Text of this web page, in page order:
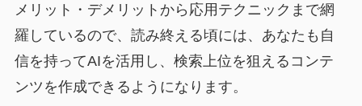
メリット・デメリットから応用テクニックまで網
羅しているので、読み終える頃には、あなたも自
信を持ってAIを活用し、検索上位を狙えるコンテ
ンツを作成できるようになります。